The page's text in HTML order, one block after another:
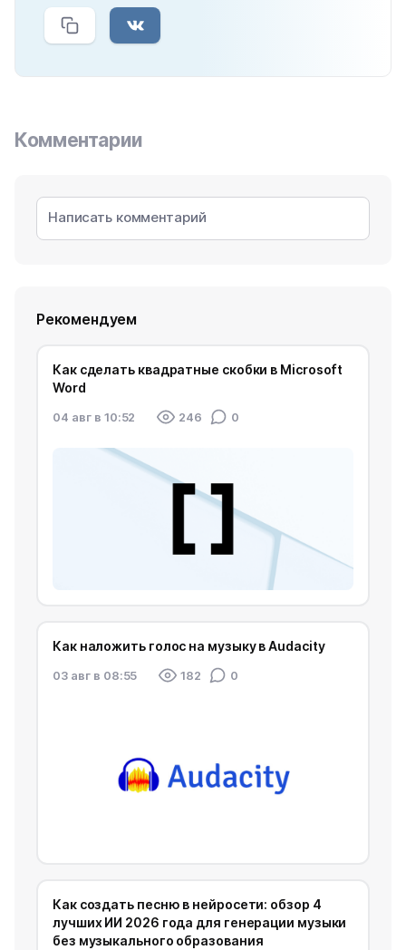
Комментарии
Рекомендуем
Как сделать квадратные скобки в Microsoft
Word
04 авг в 10:52 246 0
Как наложить голос на музыку в Audacity
03 авг в 08:55 182 0
Как создать песню в нейросети: обзор 4
лучших ИИ 2026 года для генерации музыки
без музыкального образования